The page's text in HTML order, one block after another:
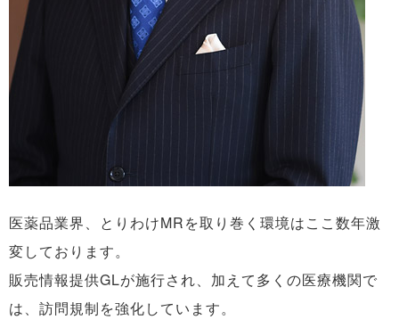
医薬品業界、とりわけMRを取り巻く環境はここ数年激
変しております。
販売情報提供GLが施行され、加えて多くの医療機関で
は、訪問規制を強化しています。